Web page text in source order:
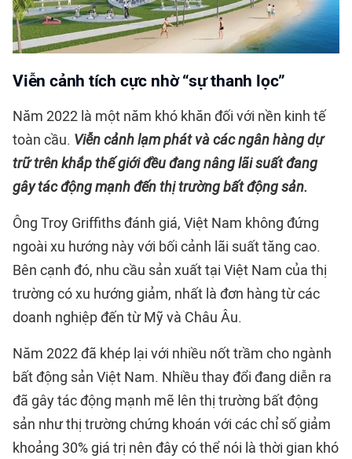
Viễn cảnh tích cực nhờ “sự thanh lọc”
Năm 2022 là một năm khó khăn đối với nền kinh tế
toàn cầu. Viễn cảnh lạm phát và các ngân hàng dự
trữ trên khắp thế giới đều đang nâng lãi suất đang
gây tác động mạnh đến thị trường bất động sản.
Ông Troy Griffiths đánh giá, Việt Nam không đứng
ngoài xu hướng này với bối cảnh lãi suất tăng cao.
Bên cạnh đó, nhu cầu sản xuất tại Việt Nam của thị
trường có xu hướng giảm, nhất là đơn hàng từ các
doanh nghiệp đến từ Mỹ và Châu Âu.
Năm 2022 đã khép lại với nhiều nốt trầm cho ngành
bất động sản Việt Nam. Nhiều thay đổi đang diễn ra
đã gây tác động mạnh mẽ lên thị trường bất động
sản như thị trường chứng khoán với các chỉ số giảm
khoảng 30% giá trị nên đây có thể nói là thời gian khó